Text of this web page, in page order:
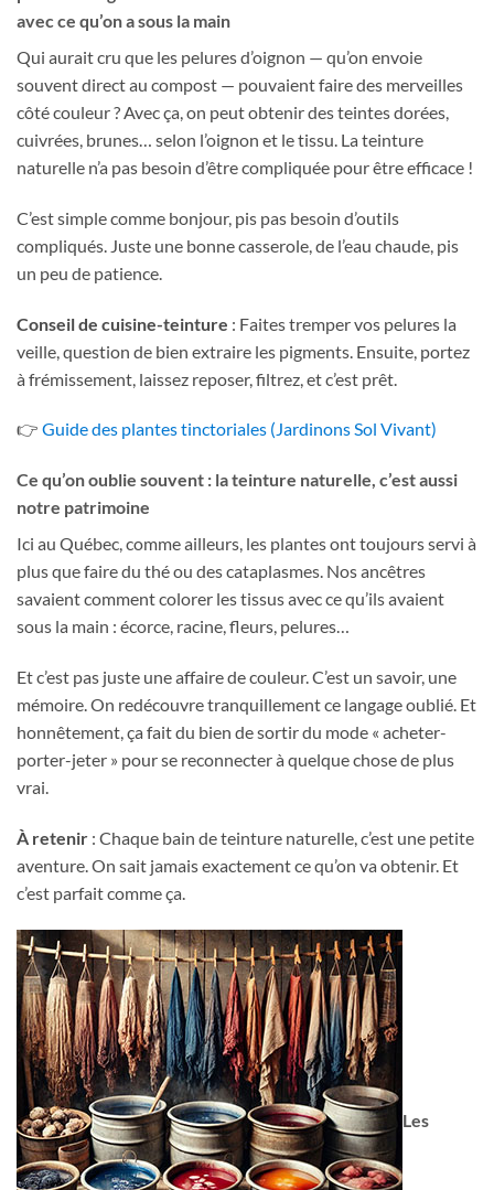
avec ce qu’on a sous la main
Qui aurait cru que les pelures d’oignon — qu’on envoie
souvent direct au compost — pouvaient faire des merveilles
côté couleur ? Avec ça, on peut obtenir des teintes dorées,
cuivrées, brunes… selon l’oignon et le tissu. La teinture
naturelle n’a pas besoin d’être compliquée pour être efficace !
C’est simple comme bonjour, pis pas besoin d’outils
compliqués. Juste une bonne casserole, de l’eau chaude, pis
un peu de patience.
Conseil de cuisine-teinture : Faites tremper vos pelures la
veille, question de bien extraire les pigments. Ensuite, portez
à frémissement, laissez reposer, filtrez, et c’est prêt.
👉 Guide des plantes tinctoriales (Jardinons Sol Vivant)
Ce qu’on oublie souvent : la teinture naturelle, c’est aussi
notre patrimoine
Ici au Québec, comme ailleurs, les plantes ont toujours servi à
plus que faire du thé ou des cataplasmes. Nos ancêtres
savaient comment colorer les tissus avec ce qu’ils avaient
sous la main : écorce, racine, fleurs, pelures…
Et c’est pas juste une affaire de couleur. C’est un savoir, une
mémoire. On redécouvre tranquillement ce langage oublié. Et
honnêtement, ça fait du bien de sortir du mode « acheter-
porter-jeter » pour se reconnecter à quelque chose de plus
vrai.
À retenir : Chaque bain de teinture naturelle, c’est une petite
aventure. On sait jamais exactement ce qu’on va obtenir. Et
c’est parfait comme ça.
Les